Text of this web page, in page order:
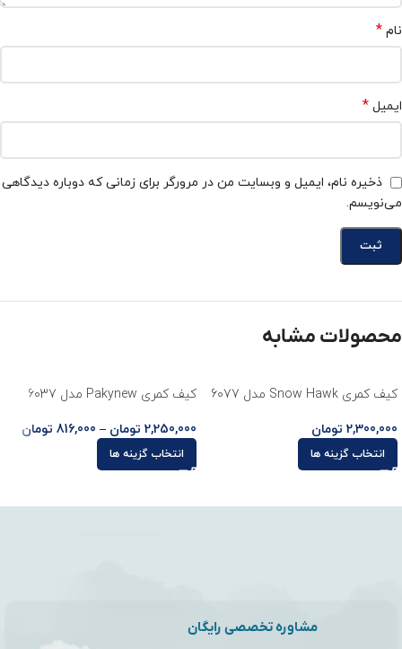
نام *
ایمیل *
ذخیره نام، ایمیل و وبسایت من در مرورگر برای زمانی که دوباره دیدگاهی
می‌نویسم.
محصولات مشابه
کیف کمری Snow Hawk مدل 6077
2,300,000 تومان
انتخاب گزینه ها
کیف کمری Pakynew مدل 6037
2,250,000 تومان –
816,000 تومان
انتخاب گزینه ها
مشاوره تخصصی رایگان